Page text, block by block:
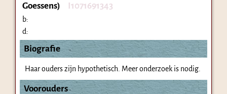
Goessens)
I1071691343
b:
d:
Biografie
Haar ouders zijn hypothetisch. Meer onderzoek is nodig.
Voorouders